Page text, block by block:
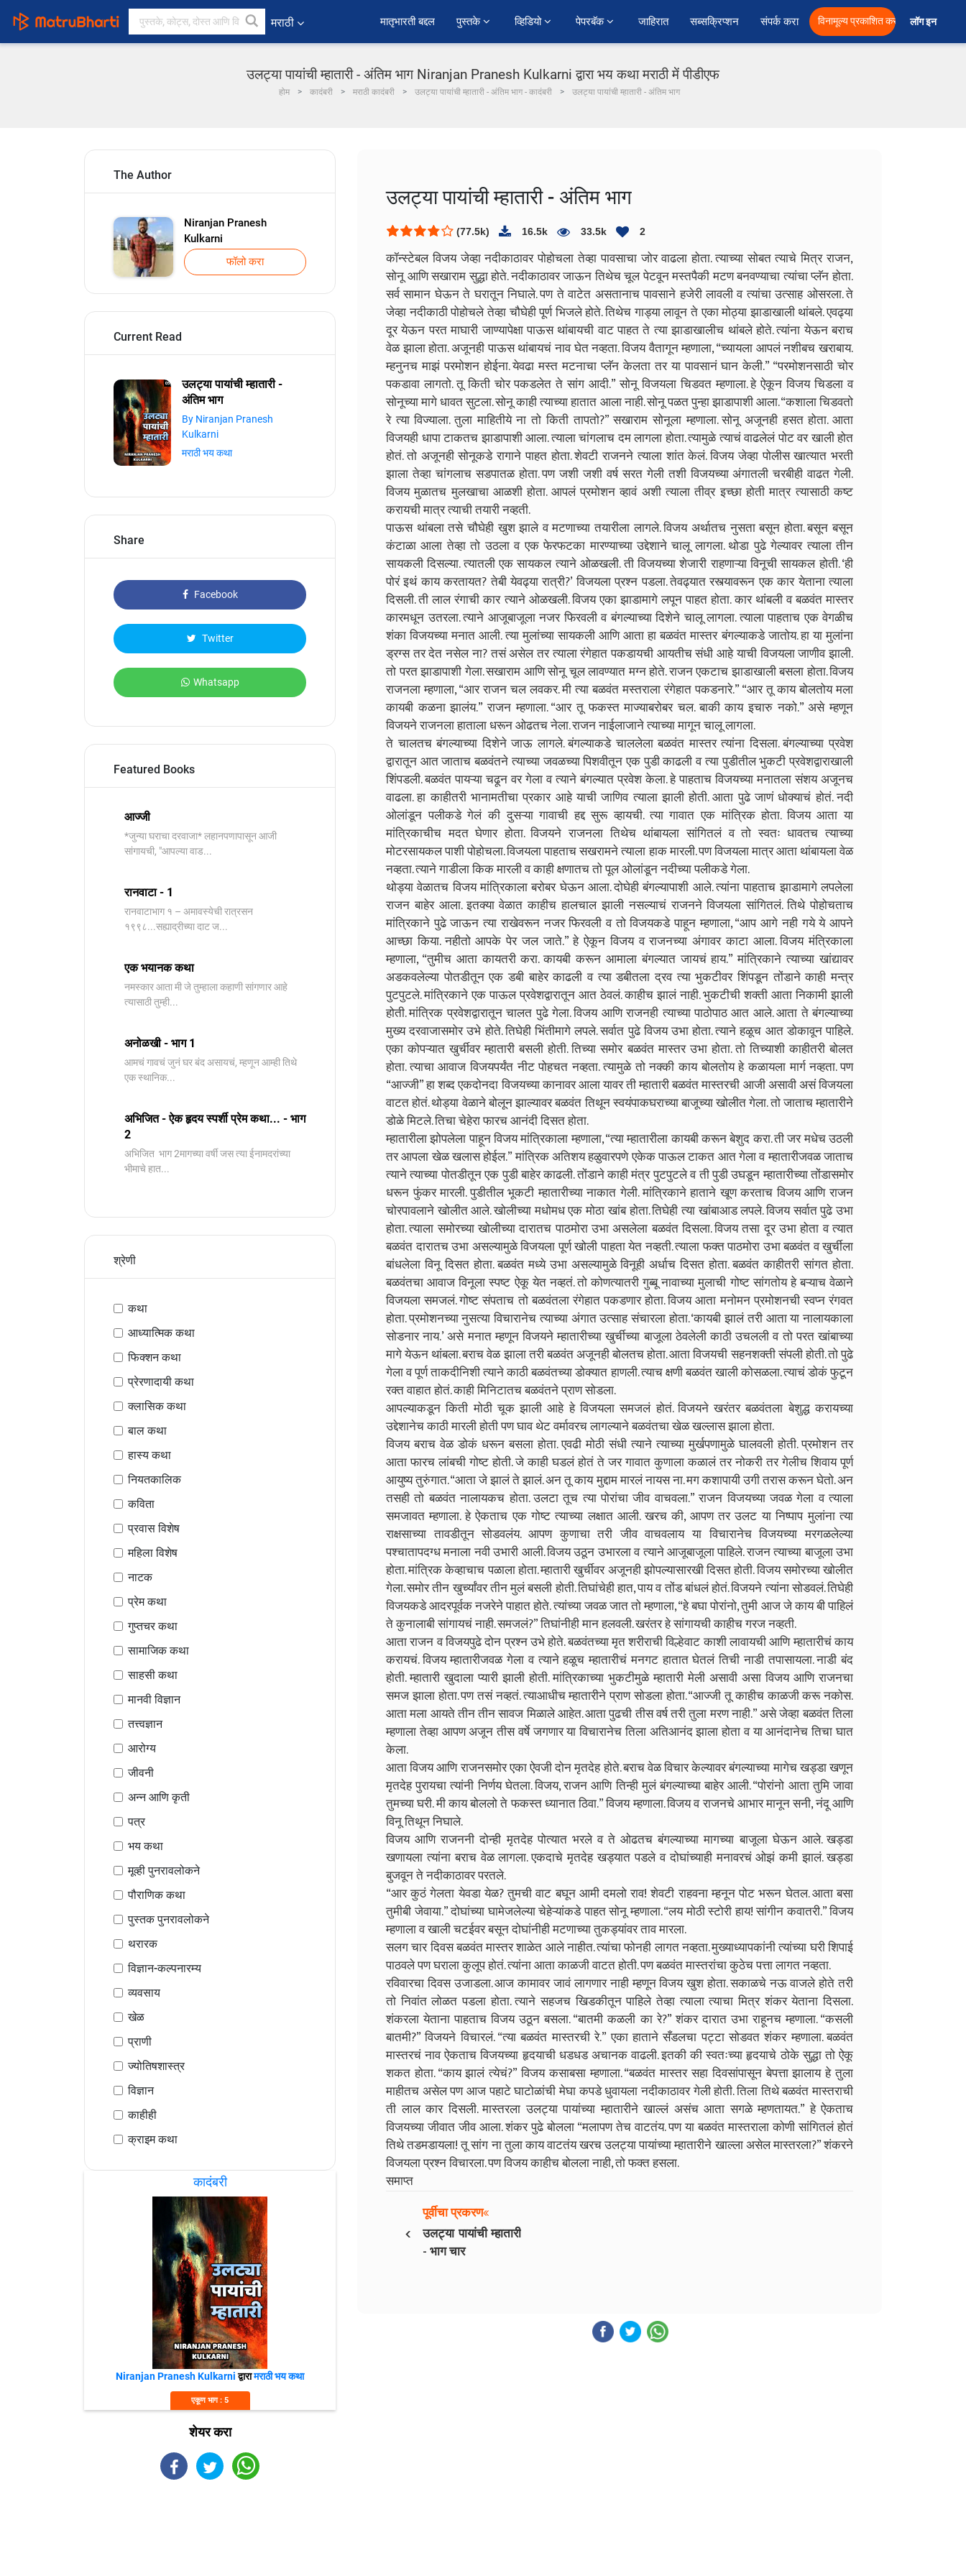
मराठी ﻿मातृभारती बद्दल पुस्तके व्हिडियो पेपरबॅक जाहिरात सब्सक्रिप्शन संपर्क करा विनामूल्य प्रकाशित करा लॉग इन
उलट्या पायांची म्हातारी - अंतिम भाग Niranjan Pranesh Kulkarni द्वारा भय कथा मराठी में पीडीएफ
होम कादंबरी मराठी कादंबरी उलट्या पायांची म्हातारी - अंतिम भाग - कादंबरी उलट्या पायांची म्हातारी - अंतिम भाग
The Author
Niranjan Pranesh
Kulkarni
फॉलो करा
Current Read
उलट्या पायांची म्हातारी -
अंतिम भाग
By Niranjan Pranesh
Kulkarni
मराठी भय कथा
Share
Facebook
Twitter
Whatsapp
Featured Books
आज्जी
*जुन्या घराचा दरवाजा* लहानपणापासून आजी
सांगायची, "आपल्या वाड...
रानवाटा - 1
रानवाटाभाग १ – अमावस्येची रात्रसन
१९९८...सह्याद्रीच्या दाट ज...
एक भयानक कथा
नमस्कार आता मी जे तुम्हाला कहाणी सांगणार आहे
त्यासाठी तुम्ही...
अनोळखी - भाग 1
आमचं गावचं जुनं घर बंद असायचं, म्हणून आम्ही तिथे
एक स्थानिक...
अभिजित - ऐक हृदय स्पर्शी प्रेम कथा... - भाग
2
️अभिजित ️ भाग 2मागच्या वर्षी जस त्या ईनामदरांच्या
भीमाचे हात...
श्रेणी
कथा
आध्यात्मिक कथा
फिक्शन कथा
प्रेरणादायी कथा
क्लासिक कथा
बाल कथा
हास्य कथा
नियतकालिक
कविता
प्रवास विशेष
महिला विशेष
नाटक
प्रेम कथा
गुप्तचर कथा
सामाजिक कथा
साहसी कथा
मानवी विज्ञान
तत्त्वज्ञान
आरोग्य
जीवनी
अन्न आणि कृती
पत्र
भय कथा
मूव्ही पुनरावलोकने
पौराणिक कथा
पुस्तक पुनरावलोकने
थरारक
विज्ञान-कल्पनारम्य
व्यवसाय
खेळ
प्राणी
ज्योतिषशास्त्र
विज्ञान
काहीही
क्राइम कथा
कादंबरी
Niranjan Pranesh Kulkarniद्वारामराठी भय कथा
एकूण भाग : 5
शेयर करा
उलट्या पायांची म्हातारी - अंतिम भाग
(77.5k) 16.5k 33.5k 2
कॉन्स्टेबल विजय जेव्हा नदीकाठावर पोहोचला तेव्हा पावसाचा जोर वाढला होता. त्याच्या सोबत त्याचे मित्र राजन,
सोनू आणि सखाराम सुद्धा होते. नदीकाठावर जाऊन तिथेच चूल पेटवून मस्तपैकी मटण बनवण्याचा त्यांचा प्लॅन होता.
सर्व सामान घेऊन ते घरातून निघाले. पण ते वाटेत असतानाच पावसाने हजेरी लावली व त्यांचा उत्साह ओसरला. ते
जेव्हा नदीकाठी पोहोचले तेव्हा चौघेही पूर्ण भिजले होते. तिथेच गाड्या लावून ते एका मोठ्या झाडाखाली थांबले. एवढ्या
दूर येऊन परत माघारी जाण्यापेक्षा पाऊस थांबायची वाट पाहत ते त्या झाडाखालीच थांबले होते. त्यांना येऊन बराच
वेळ झाला होता. अजूनही पाऊस थांबायचं नाव घेत नव्हता. विजय वैतागून म्हणाला, “च्यायला आपलं नशीबच खराबाय.
म्हनुनच माझं परमोशन होईना. येवढा मस्त मटनाचा प्लॅन केलता तर या पावसानं घान केली.” “परमोशनसाठी चोर
पकडावा लागतो. तू किती चोर पकडलेत ते सांग आदी.” सोनू विजयला चिडवत म्हणाला. हे ऐकून विजय चिडला व
सोनूच्या मागे धावत सुटला. सोनू काही त्याच्या हातात आला नाही. सोनू पळत पुन्हा झाडापाशी आला. “कशाला चिडवतो
रे त्या विज्याला. तुला माहितीये ना तो किती तापतो?” सखाराम सोनूला म्हणाला. सोनू अजूनही हसत होता. आता
विजयही धापा टाकतच झाडापाशी आला. त्याला चांगलाच दम लागला होता. त्यामुळे त्याचं वाढलेलं पोट वर खाली होत
होतं. तो अजूनही सोनूकडे रागाने पाहत होता. शेवटी राजनने त्याला शांत केलं. विजय जेव्हा पोलीस खात्यात भरती
झाला तेव्हा चांगलाच सडपातळ होता. पण जशी जशी वर्ष सरत गेली तशी विजयच्या अंगातली चरबीही वाढत गेली.
विजय मुळातच मुलखाचा आळशी होता. आपलं प्रमोशन व्हावं अशी त्याला तीव्र इच्छा होती मात्र त्यासाठी कष्ट
करायची मात्र त्याची तयारी नव्हती.
पाऊस थांबला तसे चौघेही खुश झाले व मटणाच्या तयारीला लागले. विजय अर्थातच नुसता बसून होता. बसून बसून
कंटाळा आला तेव्हा तो उठला व एक फेरफटका मारण्याच्या उद्देशाने चालू लागला. थोडा पुढे गेल्यावर त्याला तीन
सायकली दिसल्या. त्यातली एक सायकल त्याने ओळखली. ती विजयच्या शेजारी राहणाऱ्या विनूची सायकल होती. ‘ही
पोरं इथं काय करतायत? तेबी येवढ्या रात्री?’ विजयला प्रश्न पडला. तेवढ्यात रस्त्यावरून एक कार येताना त्याला
दिसली. ती लाल रंगाची कार त्याने ओळखली. विजय एका झाडामागे लपून पाहत होता. कार थांबली व बळवंत मास्तर
कारमधून उतरला. त्याने आजूबाजूला नजर फिरवली व बंगल्याच्या दिशेने चालू लागला. त्याला पाहताच एक वेगळीच
शंका विजयच्या मनात आली. त्या मुलांच्या सायकली आणि आता हा बळवंत मास्तर बंगल्याकडे जातोय. हा या मुलांना
ड्रग्स तर देत नसेल ना? तसं असेल तर त्याला रंगेहात पकडायची आयतीच संधी आहे याची विजयला जाणीव झाली.
तो परत झाडापाशी गेला. सखाराम आणि सोनू चूल लावण्यात मग्न होते. राजन एकटाच झाडाखाली बसला होता. विजय
राजनला म्हणाला, “आर राजन चल लवकर. मी त्या बळवंत मस्तराला रंगेहात पकडनारे.” “आर तू काय बोलतोय मला
कायबी कळना झालंय.” राजन म्हणाला. “आर तू फकस्त माज्याबरोबर चल. बाकी काय इचारु नको.” असे म्हणून
विजयने राजनला हाताला धरून ओढतच नेला. राजन नाईलाजाने त्याच्या मागून चालू लागला.
ते चालतच बंगल्याच्या दिशेने जाऊ लागले. बंगल्याकडे चाललेला बळवंत मास्तर त्यांना दिसला. बंगल्याच्या प्रवेश
द्वारातून आत जाताच बळवंतने त्याच्या जवळच्या पिशवीतून एक पुडी काढली व त्या पुडीतील भुकटी प्रवेशद्वाराखाली
शिंपडली. बळवंत पायऱ्या चढून वर गेला व त्याने बंगल्यात प्रवेश केला. हे पाहताच विजयच्या मनातला संशय अजूनच
वाढला. हा काहीतरी भानामतीचा प्रकार आहे याची जाणिव त्याला झाली होती. आता पुढे जाणं धोक्याचं होतं. नदी
ओलांडून पलीकडे गेलं की दुसऱ्या गावाची हद्द सुरू व्हायची. त्या गावात एक मांत्रिक होता. विजय आता या
मांत्रिकाचीच मदत घेणार होता. विजयने राजनला तिथेच थांबायला सांगितलं व तो स्वतः धावतच त्याच्या
मोटरसायकल पाशी पोहोचला. विजयला पाहताच सखरामने त्याला हाक मारली. पण विजयला मात्र आता थांबायला वेळ
नव्हता. त्याने गाडीला किक मारली व काही क्षणातच तो पूल ओलांडून नदीच्या पलीकडे गेला.
थोड्या वेळातच विजय मांत्रिकाला बरोबर घेऊन आला. दोघेही बंगल्यापाशी आले. त्यांना पाहताच झाडामागे लपलेला
राजन बाहेर आला. इतक्या वेळात काहीच हालचाल झाली नसल्याचं राजनने विजयला सांगितलं. तिथे पोहोचताच
मांत्रिकाने पुढे जाऊन त्या राखेवरून नजर फिरवली व तो विजयकडे पाहून म्हणाला, “आप आगे नही गये ये आपने
आच्छा किया. नहीतो आपके पेर जल जाते.” हे ऐकून विजय व राजनच्या अंगावर काटा आला. विजय मंत्रिकाला
म्हणाला, “तुमीच आता कायतरी करा. कायबी करून आमाला बंगल्यात जायचं हाय.” मांत्रिकाने त्याच्या खांद्यावर
अडकवलेल्या पोतडीतून एक डबी बाहेर काढली व त्या डबीतला द्रव त्या भुकटीवर शिंपडून तोंडाने काही मन्त्र
पुटपुटले. मांत्रिकाने एक पाऊल प्रवेशद्वारातून आत ठेवलं. काहीच झालं नाही. भुकटीची शक्ती आता निकामी झाली
होती. मांत्रिक प्रवेशद्वारातून चालत पुढे गेला. विजय आणि राजनही त्याच्या पाठोपाठ आत आले. आता ते बंगल्याच्या
मुख्य दरवाजासमोर उभे होते. तिघेही भिंतीमागे लपले. सर्वात पुढे विजय उभा होता. त्याने हळूच आत डोकावून पाहिले.
एका कोपऱ्यात खुर्चीवर म्हातारी बसली होती. तिच्या समोर बळवंत मास्तर उभा होता. तो तिच्याशी काहीतरी बोलत
होता. त्याचा आवाज विजयपर्यंत नीट पोहचत नव्हता. त्यामुळे तो नक्की काय बोलतोय हे कळायला मार्ग नव्हता. पण
“आज्जी” हा शब्द एकदोनदा विजयच्या कानावर आला यावर ती म्हातारी बळवंत मास्तरची आजी असावी असं विजयला
वाटत होतं. थोड्या वेळाने बोलून झाल्यावर बळवंत तिथून स्वयंपाकघराच्या बाजूच्या खोलीत गेला. तो जाताच म्हातारीने
डोळे मिटले. तिचा चेहेरा फारच आनंदी दिसत होता.
म्हातारीला झोपलेला पाहून विजय मांत्रिकाला म्हणाला, “त्या म्हातारीला कायबी करून बेशुद करा. ती जर मधेच उठली
तर आपला खेळ खलास होईल.” मांत्रिक अतिशय हळुवारपणे एकेक पाऊल टाकत आत गेला व म्हातारीजवळ जाताच
त्याने त्याच्या पोतडीतून एक पुडी बाहेर काढली. तोंडाने काही मंत्र पुटपुटले व ती पुडी उघडून म्हातारीच्या तोंडासमोर
धरून फुंकर मारली. पुडीतील भूकटी म्हातारीच्या नाकात गेली. मांत्रिकाने हाताने खूण करताच विजय आणि राजन
चोरपावलाने खोलीत आले. खोलीच्या मधोमध एक मोठा खांब होता. तिघेही त्या खांबाआड लपले. विजय सर्वात पुढे उभा
होता. त्याला समोरच्या खोलीच्या दारातच पाठमोरा उभा असलेला बळवंत दिसला. विजय तसा दूर उभा होता व त्यात
बळवंत दारातच उभा असल्यामुळे विजयला पूर्ण खोली पाहता येत नव्हती. त्याला फक्त पाठमोरा उभा बळवंत व खुर्चीला
बांधलेला विनू दिसत होता. बळवंत मध्ये उभा असल्यामुळे विनूही अर्धाच दिसत होता. बळवंत काहीतरी सांगत होता.
बळवंतचा आवाज विनूला स्पष्ट ऐकू येत नव्हतं. तो कोणत्यातरी गुब्बू नावाच्या मुलाची गोष्ट सांगतोय हे बऱ्याच वेळाने
विजयला समजलं. गोष्ट संपताच तो बळवंतला रंगेहात पकडणार होता. विजय आता मनोमन प्रमोशनची स्वप्न रंगवत
होता. प्रमोशनच्या नुसत्या विचारानेच त्याच्या अंगात उत्साह संचारला होता. ‘कायबी झालं तरी आता या नालायकाला
सोडनार नाय.’ असे मनात म्हणून विजयने म्हातारीच्या खुर्चीच्या बाजूला ठेवलेली काठी उचलली व तो परत खांबाच्या
मागे येऊन थांबला. बराच वेळ झाला तरी बळवंत अजूनही बोलतच होता. आता विजयची सहनशक्ती संपली होती. तो पुढे
गेला व पूर्ण ताकदीनिशी त्याने काठी बळवंतच्या डोक्यात हाणली. त्याच क्षणी बळवंत खाली कोसळला. त्याचं डोकं फुटून
रक्त वाहात होतं. काही मिनिटातच बळवंतने प्राण सोडला.
आपल्याकडून किती मोठी चूक झाली आहे हे विजयला समजलं होतं. विजयने खरंतर बळवंतला बेशुद्ध करायच्या
उद्देशानेच काठी मारली होती पण घाव थेट वर्मावरच लागल्याने बळवंतचा खेळ खल्लास झाला होता.
विजय बराच वेळ डोकं धरून बसला होता. एवढी मोठी संधी त्याने त्याच्या मुर्खपणामुळे घालवली होती. प्रमोशन तर
आता फारच लांबची गोष्ट होती. जे काही घडलं होतं ते जर गावात कुणाला कळालं तर नोकरी तर गेलीच शिवाय पूर्ण
आयुष्य तुरुंगात. “आता जे झालं ते झालं. अन तू काय मुद्दाम मारलं नायस ना. मग कशापायी उगी तरास करून घेतो. अन
तसही तो बळवंत नालायकच होता. उलटा तूच त्या पोरांचा जीव वाचवला.” राजन विजयच्या जवळ गेला व त्याला
समजावत म्हणाला. हे ऐकताच एक गोष्ट त्याच्या लक्षात आली. खरच की, आपण तर उलट या निष्पाप मुलांना त्या
राक्षसाच्या तावडीतून सोडवलंय. आपण कुणाचा तरी जीव वाचवलाय या विचारानेच विजयच्या मरगळलेल्या
पश्चातापदग्ध मनाला नवी उभारी आली. विजय उठून उभारला व त्याने आजूबाजूला पाहिले. राजन त्याच्या बाजूला उभा
होता. मांत्रिक केव्हाचाच पळाला होता. म्हातारी खुर्चीवर अजूनही झोपल्यासारखी दिसत होती. विजय समोरच्या खोलीत
गेला. समोर तीन खुर्च्यांवर तीन मुलं बसली होती. तिघांचेही हात, पाय व तोंड बांधलं होतं. विजयने त्यांना सोडवलं. तिघेही
विजयकडे आदरपूर्वक नजरेने पाहात होते. त्यांच्या जवळ जात तो म्हणाला, “हे बघा पोरांनो, तुमी आज जे काय बी पाहिलं
ते कुनालाबी सांगायचं नाही. समजलं?” तिघांनीही मान हलवली. खरंतर हे सांगायची काहीच गरज नव्हती.
आता राजन व विजयपुढे दोन प्रश्न उभे होते. बळवंतच्या मृत शरीराची विल्हेवाट काशी लावायची आणि म्हातारीचं काय
करायचं. विजय म्हातारीजवळ गेला व त्याने हळूच म्हातारीचं मनगट हातात घेतलं तिची नाडी तपासायला. नाडी बंद
होती. म्हातारी खुदाला प्यारी झाली होती. मांत्रिकाच्या भुकटीमुळे म्हातारी मेली असावी असा विजय आणि राजनचा
समज झाला होता. पण तसं नव्हतं. त्याआधीच म्हातारीने प्राण सोडला होता. “आज्जी तू काहीच काळजी करू नकोस.
आता मला आयते तीन तीन सावज मिळाले आहेत. आता पुढची तीस वर्ष तरी तुला मरण नाही.” असे जेव्हा बळवंत तिला
म्हणाला तेव्हा आपण अजून तीस वर्षे जगणार या विचारानेच तिला अतिआनंद झाला होता व या आनंदानेच तिचा घात
केला.
आता विजय आणि राजनसमोर एका ऐवजी दोन मृतदेह होते. बराच वेळ विचार केल्यावर बंगल्याच्या मागेच खड्डा खणून
मृतदेह पुरायचा त्यांनी निर्णय घेतला. विजय, राजन आणि तिन्ही मुलं बंगल्याच्या बाहेर आली. “पोरांनो आता तुमि जावा
तुमच्या घरी. मी काय बोललो ते फकस्त ध्यानात ठिवा.” विजय म्हणाला. विजय व राजनचे आभार मानून सनी, नंदू आणि
विनू तिथून निघाले.
विजय आणि राजननी दोन्ही मृतदेह पोत्यात भरले व ते ओढतच बंगल्याच्या मागच्या बाजूला घेऊन आले. खड्डा
खणायला त्यांना बराच वेळ लागला. एकदाचे मृतदेह खड्यात पडले व दोघांच्याही मनावरचं ओझं कमी झालं. खड्डा
बुजवून ते नदीकाठावर परतले.
“आर कुठं गेलता येवडा येळ? तुमची वाट बघून आमी दमलो राव! शेवटी राहवना म्हनून पोट भरून घेतल. आता बसा
तुमीबी जेवाया.” दोघांच्या घामेजलेल्या चेहेऱ्यांकडे पाहत सोनू म्हणाला. “लय मोठी स्टोरी हाय! सांगीन कवातरी.” विजय
म्हणाला व खाली चटईवर बसून दोघांनीही मटणाच्या तुकड्यांवर ताव मारला.
सलग चार दिवस बळवंत मास्तर शाळेत आले नाहीत. त्यांचा फोनही लागत नव्हता. मुख्याध्यापकांनी त्यांच्या घरी शिपाई
पाठवले पण घराला कुलूप होतं. त्यांना आता काळजी वाटत होती. पण बळवंत मास्तरांचा कुठेच पत्ता लागत नव्हता.
रविवारचा दिवस उजाडला. आज कामावर जावं लागणार नाही म्हणून विजय खुश होता. सकाळचे नऊ वाजले होते तरी
तो निवांत लोळत पडला होता. त्याने सहजच खिडकीतून पाहिले तेव्हा त्याला त्याचा मित्र शंकर येताना दिसला.
शंकरला येताना पाहताच विजय उठून बसला. “बातमी कळली का रे?” शंकर दारात उभा राहूनच म्हणाला. “कसली
बातमी?” विजयने विचारलं. “त्या बळवंत मास्तरची रे.” एका हाताने सँडलचा पट्टा सोडवत शंकर म्हणाला. बळवंत
मास्तरचं नाव ऐकताच विजयच्या हृदयाची धडधड अचानक वाढली. इतकी की स्वतःच्या हृदयाचे ठोके सुद्धा तो ऐकू
शकत होता. “काय झालं त्येचं?” विजय कसाबसा म्हणाला. “बळवंत मास्तर सहा दिवसांपासून बेपत्ता झालाय हे तुला
माहीतच असेल पण आज पहाटे घाटोळांची मेघा कपडे धुवायला नदीकाठावर गेली होती. तिला तिथे बळवंत मास्तराची
ती लाल कार दिसली. मास्तरला उलट्या पायांच्या म्हातारीने खाल्लं असंच आता सगळे म्हणतायत.” हे ऐकताच
विजयच्या जीवात जीव आला. शंकर पुढे बोलला “मलापण तेच वाटतंय. पण या बळवंत मास्तराला कोणी सांगितलं होतं
तिथे तडमडायला! तू सांग ना तुला काय वाटतंय खरच उलट्या पायांच्या म्हातारीने खाल्ला असेल मास्तरला?” शंकरने
विजयला प्रश्न विचारला. पण विजय काहीच बोलला नाही, तो फक्त हसला.
समाप्त
‹
पूर्वीचा प्रकरण
उलट्या पायांची म्हातारी
- भाग चार